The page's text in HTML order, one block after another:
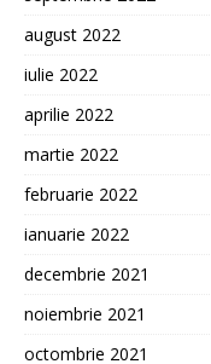
august 2022
iulie 2022
aprilie 2022
martie 2022
februarie 2022
ianuarie 2022
decembrie 2021
noiembrie 2021
octombrie 2021